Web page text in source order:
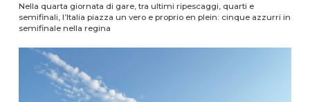
Nella quarta giornata di gare, tra ultimi ripescaggi, quarti e
semifinali, l’Italia piazza un vero e proprio en plein: cinque azzurri in
semifinale nella regina